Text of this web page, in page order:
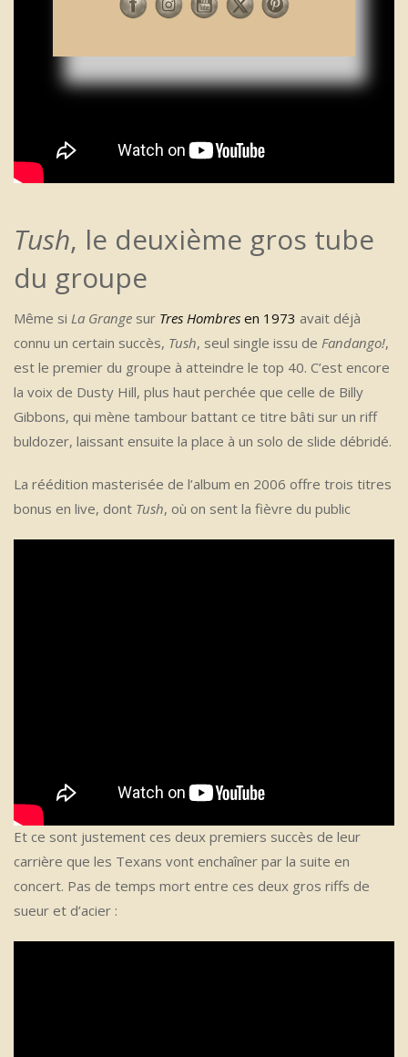
Tush, le deuxième gros tube
du groupe
Même si La Grange sur Tres Hombres en 1973 avait déjà
connu un certain succès, Tush, seul single issu de Fandango!,
est le premier du groupe à atteindre le top 40. C’est encore
la voix de Dusty Hill, plus haut perchée que celle de Billy
Gibbons, qui mène tambour battant ce titre bâti sur un riff
buldozer, laissant ensuite la place à un solo de slide débridé.
La réédition masterisée de l’album en 2006 offre trois titres
bonus en live, dont Tush, où on sent la fièvre du public
Et ce sont justement ces deux premiers succès de leur
carrière que les Texans vont enchaîner par la suite en
concert. Pas de temps mort entre ces deux gros riffs de
sueur et d’acier :